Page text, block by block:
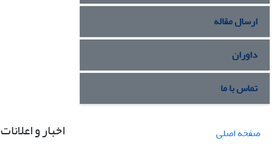
ارسال مقاله
داوران
تماس با ما
صفحه اصلی
اخبار و اعلانات